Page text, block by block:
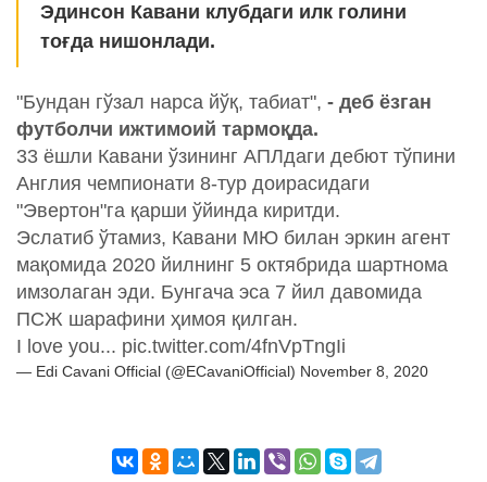
Эдинсон Кавани клубдаги илк голини
тоғда нишонлади.
"Бундан гўзал нарса йўқ, табиат", - деб ёзган
футболчи ижтимоий тармоқда.
33 ёшли Кавани ўзининг АПЛдаги дебют тўпини
Англия чемпионати 8-тур доирасидаги
"Эвертон"га қарши ўйинда киритди.
Эслатиб ўтамиз, Кавани МЮ билан эркин агент
мақомида 2020 йилнинг 5 октябрида шартнома
имзолаган эди. Бунгача эса 7 йил давомида
ПСЖ шарафини ҳимоя қилган.
I love you... pic.twitter.com/4fnVpTngIi
— Edi Cavani Official (@ECavaniOfficial) November 8, 2020